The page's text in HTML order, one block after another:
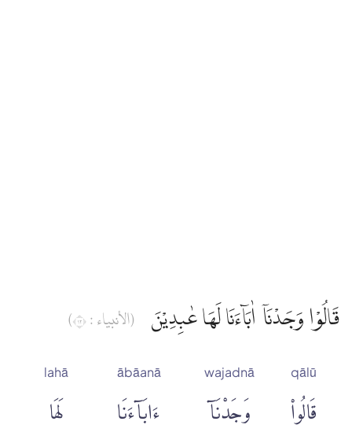
İskender Ali Mihr
قَالُوْا وَجَدْنَآ اٰبَاۤءَنَا لَهَا عٰبِدِيْنَ (الأنبياء : ٢١)
qālū
قَالُوا۟
wajadnā
وَجَدْنَآ
ābāanā
ءَابَآءَنَا
lahā
لَهَا